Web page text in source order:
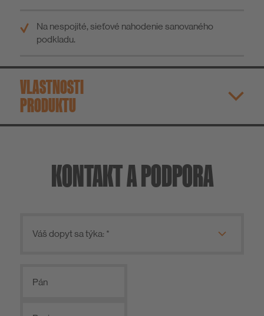
Na nespojité, sieťové nahodenie sanovaného
podkladu.
VLASTNOSTI
PRODUKTU
KONTAKT A PODPORA
Pán